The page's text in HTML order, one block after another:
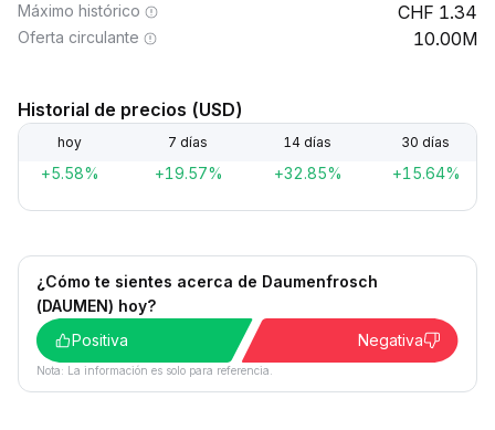
Máximo histórico 1.34
Oferta circulante 10.00M
Historial de precios (USD)
hoy 7 días 14 días 30 días
+5.58% +19.57% +32.85% +15.64%
¿Cómo te sientes acerca de Daumenfrosch
(DAUMEN) hoy?
Positiva
Negativa
Nota: La información es solo para referencia.